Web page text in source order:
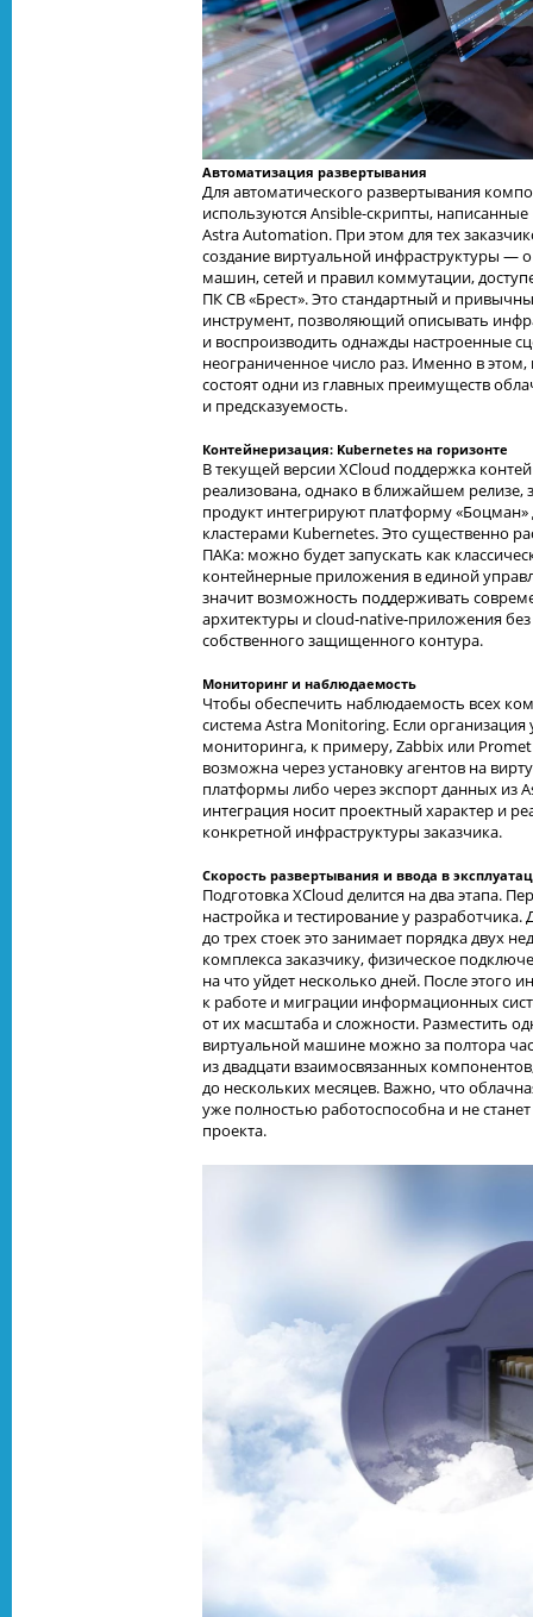
Автоматизация развертывания
Для автоматического развертывания
используются Ansible-скрипты,
Astra Automation. При этом для тех
создание виртуальной инфраструктуры —
машин, сетей и правил коммутации,
ПК СВ «Брест». Это стандартный и
инструмент, позволяющий описывать
и воспроизводить однажды настроенные
неограниченное число раз. Именно в
состоят одни из главных преимуществ
и предсказуемость.
Контейнеризация: Kubernetes на горизонте
В текущей версии XCloud поддержка
реализована, однако в ближайшем релизе,
продукт интегрируют платформу «Боцман»
кластерами Kubernetes. Это существенно
ПАКа: можно будет запускать как
контейнерные приложения в единой
значит возможность поддерживать
архитектуры и cloud-native-приложения
собственного защищенного контура.
Мониторинг и наблюдаемость
Чтобы обеспечить наблюдаемость всех
система Astra Monitoring. Если организация
мониторинга, к примеру, Zabbix или
возможна через установку агентов на
платформы либо через экспорт данных из
интеграция носит проектный характер и
конкретной инфраструктуры заказчика.
Скорость развертывания и ввода в
Подготовка XCloud делится на два этапа.
настройка и тестирование у
до трех стоек это занимает порядка двух
комплекса заказчику, физическое
на что уйдет несколько дней. После этого
к работе и миграции информационных
от их масштаба и сложности. Разместить
виртуальной машине можно за полтора
из двадцати взаимосвязанных
до нескольких месяцев. Важно, что
уже полностью работоспособна и не
проекта.